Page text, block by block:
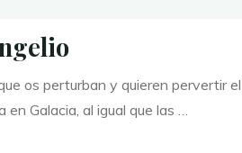
os perturban y quieren pervertir el
Galacia, al igual que las …